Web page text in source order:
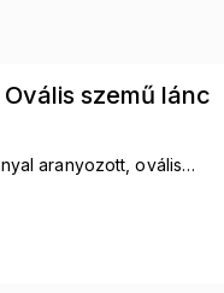
szemű lánc
aranyozott, ovális